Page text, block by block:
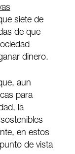
siete de
de que
dinero.
aun
para
la
en estos
de vista